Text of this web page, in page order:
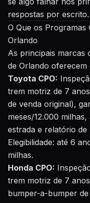
respostas por escrito.
O Que os Programas
Orlando
As principais marcas
de Orlando oferecem
Toyota CPO:
trem motriz de 7
de venda original),
meses/12.000
estrada e relatório
Elegibilidade: até 6
milhas.
Honda CPO:
trem motriz de 7
bumper-a-bumper de